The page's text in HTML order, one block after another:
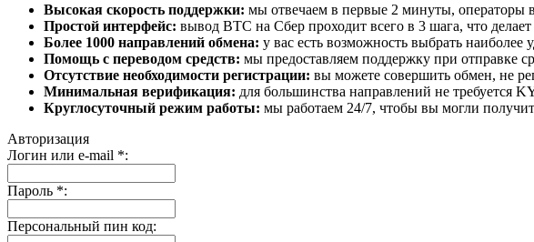
Высокая скорость поддержки: мы отвечаем в первые 2 минуты, операторы
Простой интерфейс: вывод BTC на Сбер проходит всего в 3 шага, что
Более 1000 направлений обмена: у вас есть возможность выбрать наиболее
Помощь с переводом средств: мы предоставляем поддержку при отправке
Отсутствие необходимости регистрации: вы можете совершить обмен, не
Минимальная верификация: для большинства направлений не требуется
Круглосуточный режим работы: мы работаем 24/7, чтобы вы могли
Авторизация
Логин или e-mail *:
Пароль *:
Персональный пин код: